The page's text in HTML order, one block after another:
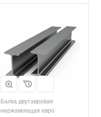
Балка двутавровая
нержавеющая евро